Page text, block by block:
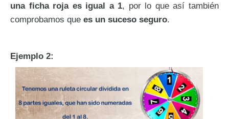
una ficha roja es igual a 1, por lo que así también
comprobamos que es un suceso seguro.
Ejemplo 2: